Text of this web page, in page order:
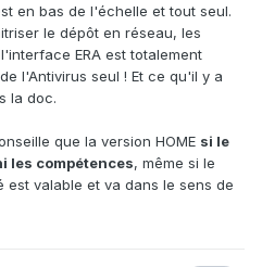
en bas de l'échelle et tout seul.
le dépôt en réseau, les
ERA est totalement
l'Antivirus seul ! Et ce qu'il y a
la doc.
que la version HOME si le
les compétences, même si le
est valable et va dans le sens de